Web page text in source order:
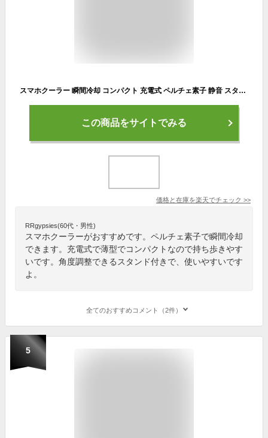
スマホクーラー 瞬間冷却 コンパクト 充電式 ペルチェ素子 静音 スタンド付き 角度調整 ブラック EZ4-CLN029
この商品をサイトでみる
価格と在庫を楽天でチェック >>
RRgypsies(60代・男性)
スマホクーラーがおすすめです。ペルチェ素子で瞬間冷却
できます。充電式で薄型でコンパクトなので持ち歩きやす
いです。角度調整できるスタンド付きで、使いやすいです
よ。
全てのおすすめコメント（2件）
5